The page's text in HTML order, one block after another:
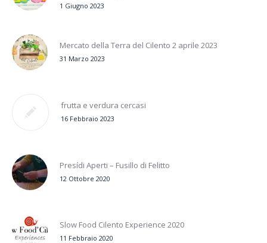
1 Giugno 2023
Mercato della Terra del Cilento 2 aprile 2023
31 Marzo 2023
frutta e verdura cercasi
16 Febbraio 2023
Presídi Aperti – Fusillo di Felitto
12 Ottobre 2020
Slow Food Cilento Experience 2020
11 Febbraio 2020